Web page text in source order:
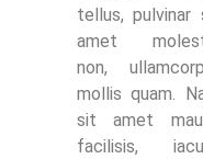
tellus, pulvinar
amet
non,
mollis quam.
sit amet
facilisis,